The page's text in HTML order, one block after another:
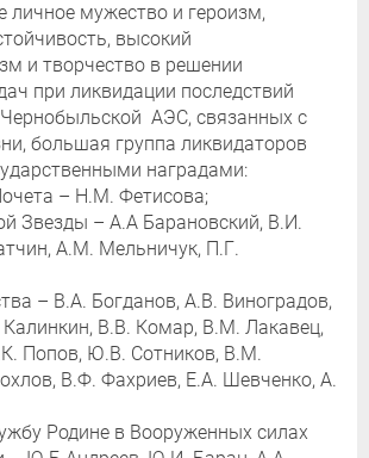
личное мужество и героизм,
высокий
и творчество в решении
при ликвидации последствий
АЭС, связанных с
большая группа ликвидаторов
наградами:
– Н.М. Фетисова;
Звезды – А.А Барановский, В.И.
А.М. Мельничук, П.Г.
– В.А. Богданов, А.В. Виноградов,
В.В. Комар, В.М. Лакавец,
Попов, Ю.В. Сотников, В.М.
В.Ф. Фахриев, Е.А. Шевченко, А.
Родине в Вооруженных силах